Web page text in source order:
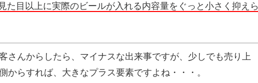
た目以上に実際のビールが入れる内容量をぐっと小さく抑えら
さんからしたら、マイナスな出来事ですが、少しでも売り上
からすれば、大きなプラス要素ですよね・・・。